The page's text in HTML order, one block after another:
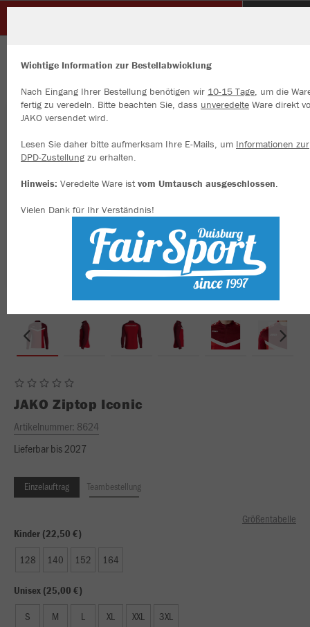
JAKO Ziptop Iconic
Artikelnummer: 8624
Lieferbar bis 2027
Einzelauftrag Teambestellung
Größentabelle
Kinder (22,50 €)
128 140 152 164
Unisex (25,00 €)
S M L XL XXL 3XL
Wichtige Information zur Bestellabwicklung
Nach Eingang Ihrer Bestellung benötigen wir 10-15 Tage, um die
fertig zu veredeln. Bitte beachten Sie, dass unveredelte Ware direkt
JAKO versendet wird.
Lesen Sie daher bitte aufmerksam Ihre E-Mails, um Informationen zur
DPD-Zustellung zu erhalten.
Hinweis: Veredelte Ware istvom Umtausch ausgeschlossen.
Vielen Dank für Ihr Verständnis!
Wir verwenden Cookies
Inhalte anzeigen und unsere Website verbessern. Weitere
zu den Cookies findest Du in den Einstellungen.
Alle akzeptieren
Alle ablehnen
mehr Infos
Datenschutz
Impressum